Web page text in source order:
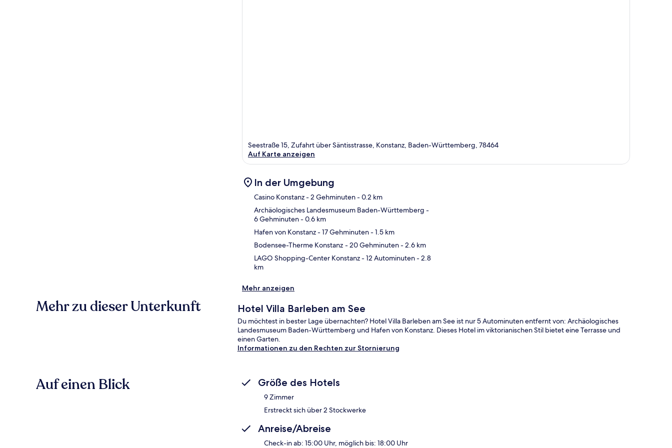
Seestraße 15, Zufahrt über Säntisstrasse, Konstanz, Baden-Württemberg, 78464
Auf Karte anzeigen
In der Umgebung
Casino Konstanz- 2 Gehminuten- 0.2 km
Archäologisches Landesmuseum Baden-Württemberg -
6 Gehminuten- 0.6 km
Hafen von Konstanz- 17 Gehminuten- 1.5 km
Bodensee-Therme Konstanz - 20 Gehminuten- 2.6 km
LAGO Shopping-Center Konstanz- 12 Autominuten- 2.8
km
Mehr anzeigen
Mehr zu dieser Unterkunft Hotel Villa Barleben am See
Du möchtest in bester Lage übernachten? Hotel Villa Barleben am See ist nur 5 Autominuten entfernt von: Archäologisches
Landesmuseum Baden-Württemberg und Hafen von Konstanz. Dieses Hotel im viktorianischen Stil bietet eine Terrasse und
einen Garten.
Informationen zu den Rechten zur Stornierung
Auf einen Blick Größe des Hotels
9 Zimmer
Erstreckt sich über 2 Stockwerke
Anreise/Abreise
Check-in ab: 15:00 Uhr, möglich bis: 18:00 Uhr